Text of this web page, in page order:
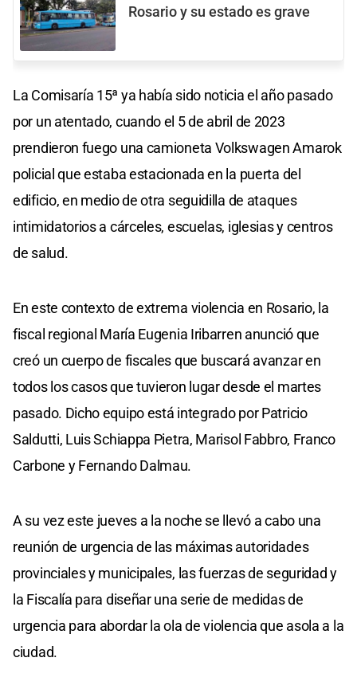
Rosario y su estado es grave
La Comisaría 15ª ya había sido noticia el año pasado
por un atentado, cuando el 5 de abril de 2023
prendieron fuego una camioneta Volkswagen Amarok
policial que estaba estacionada en la puerta del
edificio, en medio de otra seguidilla de ataques
intimidatorios a cárceles, escuelas, iglesias y centros
de salud.
En este contexto de extrema violencia en Rosario, la
fiscal regional María Eugenia Iribarren anunció que
creó un cuerpo de fiscales que buscará avanzar en
todos los casos que tuvieron lugar desde el martes
pasado. Dicho equipo está integrado por Patricio
Saldutti, Luis Schiappa Pietra, Marisol Fabbro, Franco
Carbone y Fernando Dalmau.
A su vez este jueves a la noche se llevó a cabo una
reunión de urgencia de las máximas autoridades
provinciales y municipales, las fuerzas de seguridad y
la Fiscalía para diseñar una serie de medidas de
urgencia para abordar la ola de violencia que asola a la
ciudad.